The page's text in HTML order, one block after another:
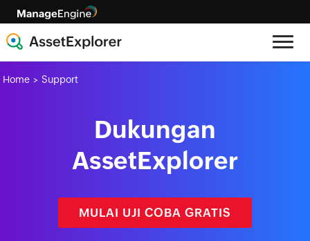
Home > Support
Dukungan
AssetExplorer
MULAI UJI COBA GRATIS